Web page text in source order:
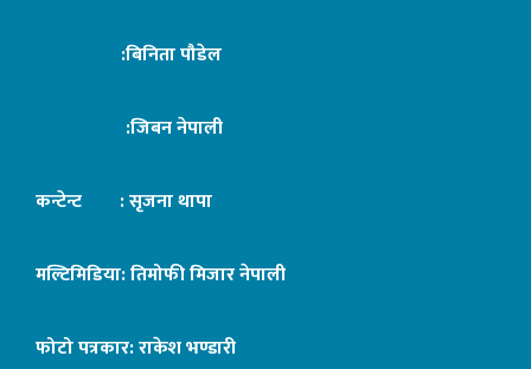
:बिनिता पौडेल
:जिबन नेपाली
कन्टेन्ट : सृजना थापा
मल्टिमिडिया: तिमोफी मिजार नेपाली
फोटो पत्रकार: राकेश भण्डारी